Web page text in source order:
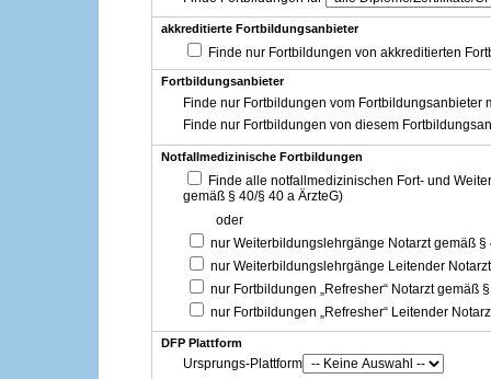
akkreditierte Fortbildungsanbieter
Finde nur Fortbildungen von akkreditierten
Fortbildungsanbieter
Finde nur Fortbildungen vom Fortbildungsanbieter
Finde nur Fortbildungen von diesem
Notfallmedizinische Fortbildungen
Finde alle notfallmedizinischen Fort- und
gemäß § 40/§ 40 a ÄrzteG)
oder
nur Weiterbildungslehrgänge Notarzt gemäß §
nur Weiterbildungslehrgänge Leitender
nur Fortbildungen „Refresher“ Notarzt gemäß
nur Fortbildungen „Refresher“ Leitender
DFP Plattform
Ursprungs-Plattform